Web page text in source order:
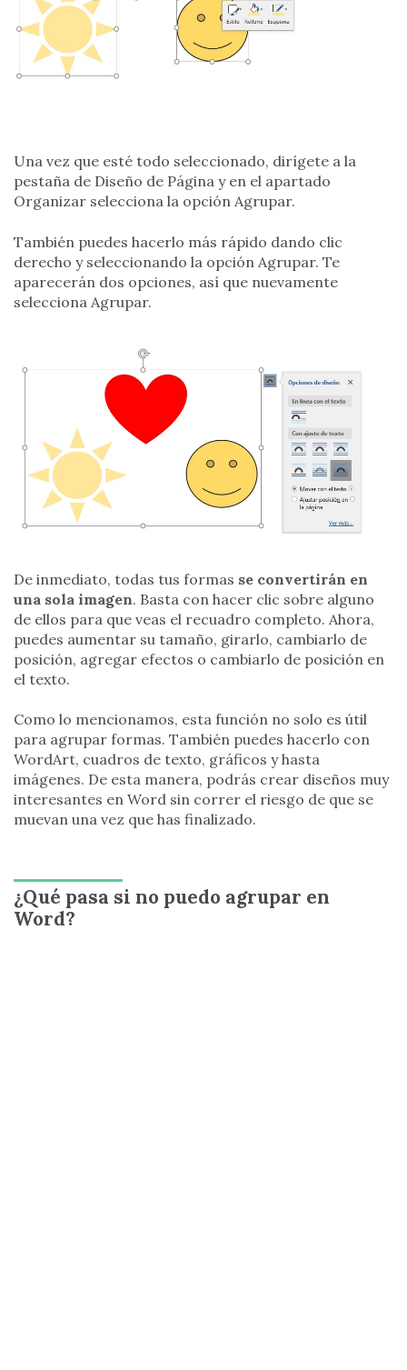
Una vez que esté todo seleccionado, dirígete a la
pestaña de Diseño de Página y en el apartado
Organizar selecciona la opción Agrupar.
También puedes hacerlo más rápido dando clic
derecho y seleccionando la opción Agrupar. Te
aparecerán dos opciones, así que nuevamente
selecciona Agrupar.
De inmediato, todas tus formas se convertirán en
una sola imagen. Basta con hacer clic sobre alguno
de ellos para que veas el recuadro completo. Ahora,
puedes aumentar su tamaño, girarlo, cambiarlo de
posición, agregar efectos o cambiarlo de posición en
el texto.
Como lo mencionamos, esta función no solo es útil
para agrupar formas. También puedes hacerlo con
WordArt, cuadros de texto, gráficos y hasta
imágenes. De esta manera, podrás crear diseños muy
interesantes en Word sin correr el riesgo de que se
muevan una vez que has finalizado.
¿Qué pasa si no puedo agrupar en
Word?